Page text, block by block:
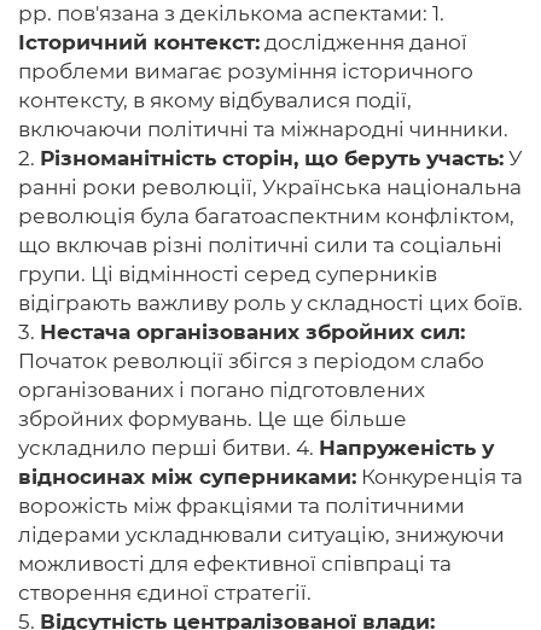
рр. пов'язана з декількома аспектами: 1.
Історичний контекст: дослідження даної
проблеми вимагає розуміння історичного
контексту, в якому відбувалися події,
включаючи політичні та міжнародні чинники.
2. Різноманітність сторін, що беруть участь: У
ранні роки революції, Українська національна
революція була багатоаспектним конфліктом,
що включав різні політичні сили та соціальні
групи. Ці відмінності серед суперників
відіграють важливу роль у складності цих боїв.
3. Нестача організованих збройних сил:
Початок революції збігся з періодом слабо
організованих і погано підготовлених
збройних формувань. Це ще більше
ускладнило перші битви. 4. Напруженість у
відносинах між суперниками: Конкуренція та
ворожість між фракціями та політичними
лідерами ускладнювали ситуацію, знижуючи
можливості для ефективної співпраці та
створення єдиної стратегії.
5. Відсутність централізованої влади:
Авторам
Умови
Вхiд